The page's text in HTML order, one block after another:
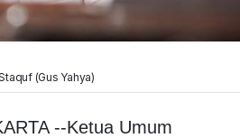
(Gus Yahya)
--Ketua Umum